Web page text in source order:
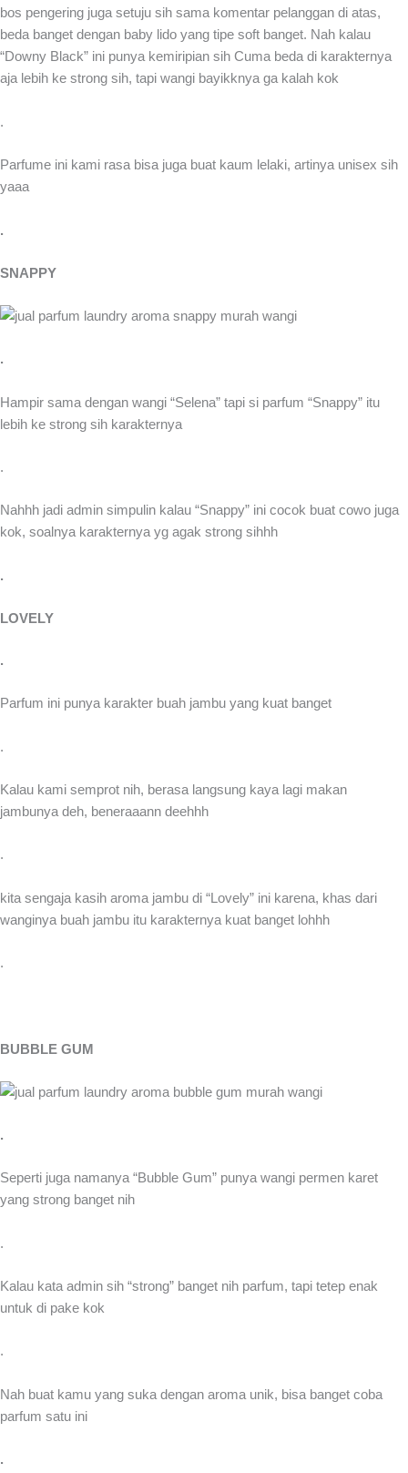
bos pengering juga setuju sih sama komentar pelanggan di atas,
beda banget dengan baby lido yang tipe soft banget. Nah kalau
“Downy Black” ini punya kemiripian sih Cuma beda di karakternya
aja lebih ke strong sih, tapi wangi bayikknya ga kalah kok
.
Parfume ini kami rasa bisa juga buat kaum lelaki, artinya unisex sih
yaaa
.
SNAPPY
.
Hampir sama dengan wangi “Selena” tapi si parfum “Snappy” itu
lebih ke strong sih karakternya
.
Nahhh jadi admin simpulin kalau “Snappy” ini cocok buat cowo juga
kok, soalnya karakternya yg agak strong sihhh
.
LOVELY
.
Parfum ini punya karakter buah jambu yang kuat banget
.
Kalau kami semprot nih, berasa langsung kaya lagi makan
jambunya deh, beneraaann deehhh
.
kita sengaja kasih aroma jambu di “Lovely” ini karena, khas dari
wanginya buah jambu itu karakternya kuat banget lohhh
.
BUBBLE GUM
.
Seperti juga namanya “Bubble Gum” punya wangi permen karet
yang strong banget nih
.
Kalau kata admin sih “strong” banget nih parfum, tapi tetep enak
untuk di pake kok
.
Nah buat kamu yang suka dengan aroma unik, bisa banget coba
parfum satu ini
.